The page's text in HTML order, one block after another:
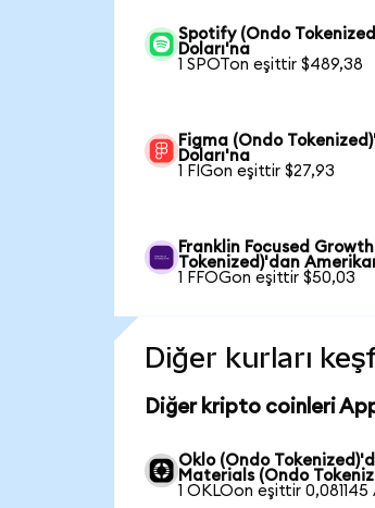
Spotify (Ondo
Doları'na
1 SPOTon eşittir $489,38
Figma (Ondo
Doları'na
1 FIGon eşittir $27,93
Franklin Focused
Tokenized)'dan
1 FFOGon eşittir $50,03
Diğer kurları
Diğer kripto coinleri
Oklo (Ondo
Materials (Ondo
1 OKLOon eşittir 0,081145